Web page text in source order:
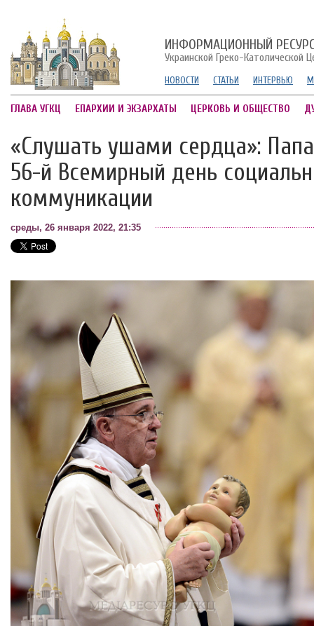
ИНФОРМАЦИОННЫЙ
Украинской Греко-Католической
НОВОСТИ СТАТЬИ ИНТЕРВЬЮ
ГЛАВА УГКЦ ЕПАРХИИ И ЭКЗАРХАТЫ ЦЕРКОВЬ И ОБЩЕСТВО
«Слушать ушами сердца»:
56-й Всемирный день
коммуникации
среды, 26 января 2022, 21:35